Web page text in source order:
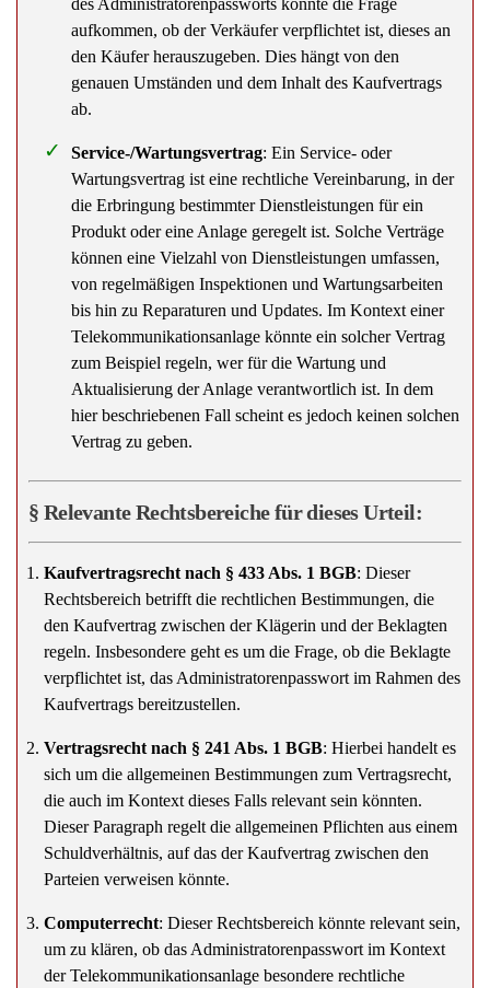
aufkommen, ob der Verkäufer verpflichtet ist, dieses an
den Käufer herauszugeben. Dies hängt von den
genauen Umständen und dem Inhalt des Kaufvertrags
ab.
Wartungsvertrag ist eine rechtliche Vereinbarung, in der
die Erbringung bestimmter Dienstleistungen für ein
Produkt oder eine Anlage geregelt ist. Solche Verträge
können eine Vielzahl von Dienstleistungen umfassen,
von regelmäßigen Inspektionen und Wartungsarbeiten
bis hin zu Reparaturen und Updates. Im Kontext einer
Telekommunikationsanlage könnte ein solcher Vertrag
zum Beispiel regeln, wer für die Wartung und
Aktualisierung der Anlage verantwortlich ist. In dem
hier beschriebenen Fall scheint es jedoch keinen solchen
Vertrag zu geben.
Rechtsbereich betrifft die rechtlichen Bestimmungen, die
den Kaufvertrag zwischen der Klägerin und der Beklagten
regeln. Insbesondere geht es um die Frage, ob die Beklagte
verpflichtet ist, das Administratorenpasswort im Rahmen des
Kaufvertrags bereitzustellen.
sich um die allgemeinen Bestimmungen zum Vertragsrecht,
die auch im Kontext dieses Falls relevant sein könnten.
Dieser Paragraph regelt die allgemeinen Pflichten aus einem
Schuldverhältnis, auf das der Kaufvertrag zwischen den
Parteien verweisen könnte.
um zu klären, ob das Administratorenpasswort im Kontext
der Telekommunikationsanlage besondere rechtliche
Bestimmungen oder Anforderungen unterliegt.